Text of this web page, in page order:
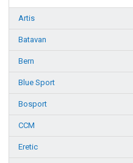
Artis
Batavan
Bern
Blue Sport
Bosport
CCM
Eretic